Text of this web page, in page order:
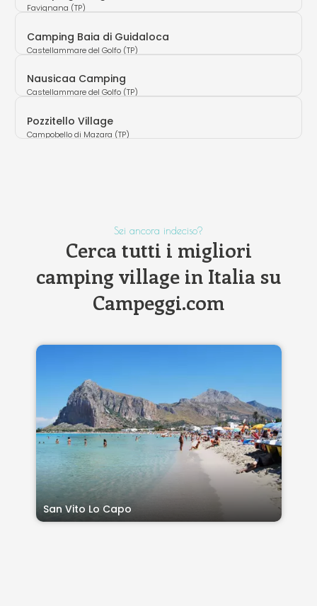
Favignana (TP)
Camping Baia di Guidaloca
Castellammare del Golfo (TP)
Nausicaa Camping
Castellammare del Golfo (TP)
Pozzitello Village
Campobello di Mazara (TP)
Sei ancora indeciso?
Cerca tutti i migliori
camping village in Italia su
Campeggi.com
San Vito Lo Capo